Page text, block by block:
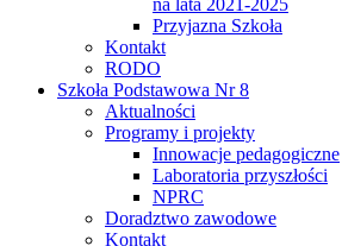
na lata 2021-2025
Przyjazna Szkoła
Kontakt
RODO
Szkoła Podstawowa Nr 8
Aktualności
Programy i projekty
Innowacje pedagogiczne
Laboratoria przyszłości
NPRC
Doradztwo zawodowe
Kontakt